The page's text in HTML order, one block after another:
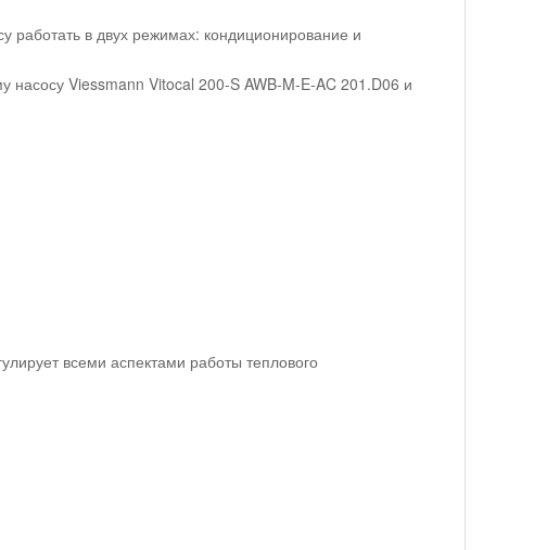
работать в двух режимах: кондиционирование и
Viessmann Vitocal 200-S AWB-M-E-AC 201.D06 и
всеми аспектами работы теплового